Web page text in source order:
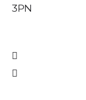
3PN